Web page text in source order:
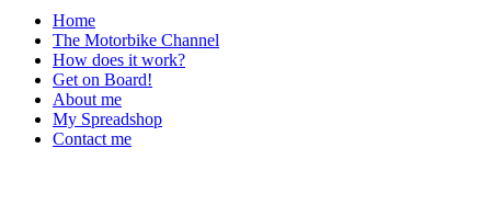
Home
The Motorbike Channel
How does it work?
Get on Board!
About me
My Spreadshop
Contact me